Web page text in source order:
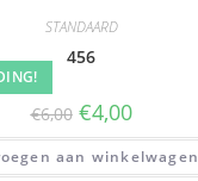
STANDAARD
456
€6,00 €4,00
aan winkelwagen